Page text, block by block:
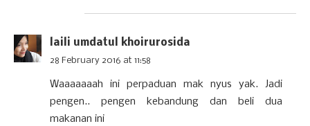
laili umdatul khoirurosida
28 February 2016 at 11:58
Waaaaaaah ini perpaduan mak nyus yak. Jadi
pengen.. pengen kebandung dan beli dua
makanan ini